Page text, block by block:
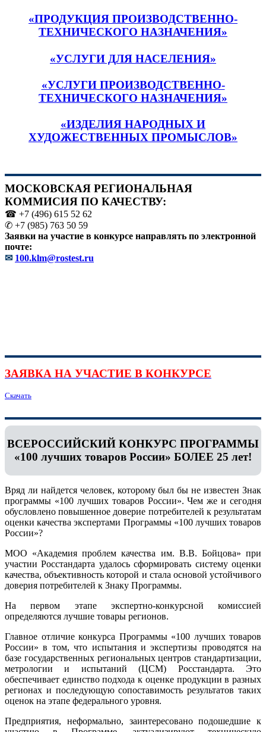
«ПРОДУКЦИЯ ПРОИЗВОДСТВЕННО-
ТЕХНИЧЕСКОГО НАЗНАЧЕНИЯ»
«УСЛУГИ ДЛЯ НАСЕЛЕНИЯ»
«УСЛУГИ ПРОИЗВОДСТВЕННО-
ТЕХНИЧЕСКОГО НАЗНАЧЕНИЯ»
«ИЗДЕЛИЯ НАРОДНЫХ И
ХУДОЖЕСТВЕННЫХ ПРОМЫСЛОВ»
МОСКОВСКАЯ РЕГИОНАЛЬНАЯ
КОММИСИЯ ПО КАЧЕСТВУ:
☎ +7 (496) 615 52 62
✆ +7 (985) 763 50 59
Заявки на участие в конкурсе направлять по электронной
почте:
✉ 100.klm@rostest.ru
ЗАЯВКА НА УЧАСТИЕ В КОНКУРСЕ
Скачать
ВСЕРОССИЙСКИЙ КОНКУРС ПРОГРАММЫ
«100 лучших товаров России» БОЛЕЕ 25 лет!
Вряд ли найдется человек, которому был бы не известен Знак
программы «100 лучших товаров России». Чем же и сегодня
обусловлено повышенное доверие потребителей к результатам
оценки качества экспертами Программы «100 лучших товаров
России»?
МОО «Академия проблем качества им. В.В. Бойцова» при
участии Росстандарта удалось сформировать систему оценки
качества, объективность которой и стала основой устойчивого
доверия потребителей к Знаку Программы.
На первом этапе экспертно-конкурсной комиссией
определяются лучшие товары регионов.
Главное отличие конкурса Программы «100 лучших товаров
России» в том, что испытания и экспертизы проводятся на
базе государственных региональных центров стандартизации,
метрологии и испытаний (ЦCM) Росстандарта. Это
обеспечивает единство подхода к оценке продукции в разных
регионах и последующую сопоставимость результатов таких
оценок на этапе федерального уровня.
Предприятия, неформально, заинтересовано подошедшие к